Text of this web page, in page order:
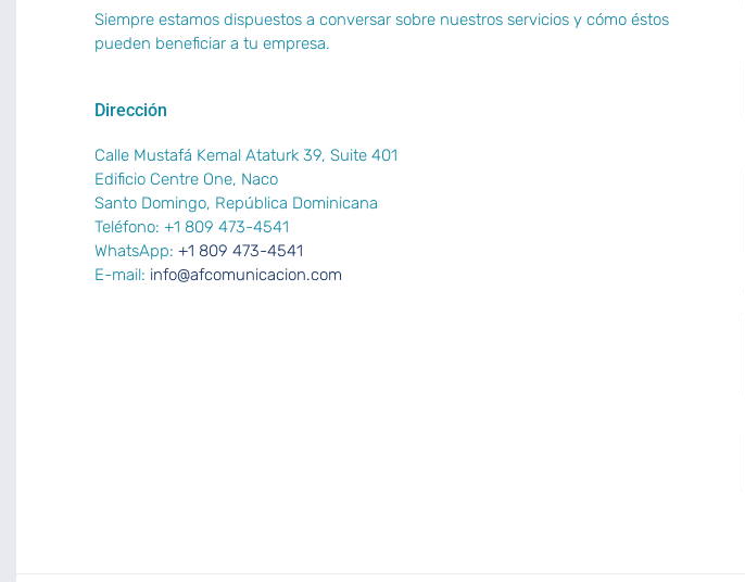
Siempre estamos dispuestos a conversar sobre nuestros servicios y cómo éstos
pueden beneficiar a tu empresa.
Dirección
Calle Mustafá Kemal Ataturk 39, Suite 401
Edificio Centre One, Naco
Santo Domingo, República Dominicana
Teléfono: +1 809 473-4541
WhatsApp: +1 809 473-4541
E-mail: info@afcomunicacion.com